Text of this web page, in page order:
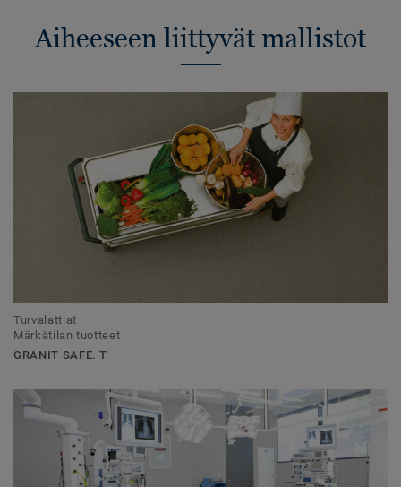
Aiheeseen liittyvät mallistot
Turvalattiat
Märkätilan tuotteet
GRANIT SAFE. T